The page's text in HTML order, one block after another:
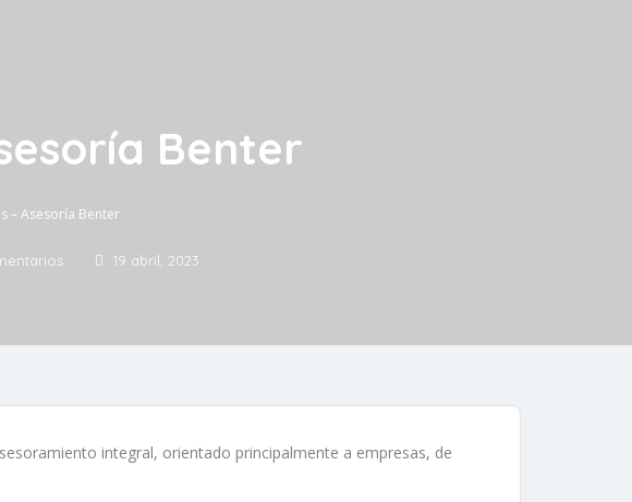
Benter
– Asesoría Benter
19 abril, 2023
integral, orientado principalmente a empresas, de